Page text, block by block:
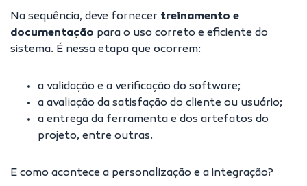
Na sequência, deve fornecer treinamento e
documentação para o uso correto e eficiente do
sistema. É nessa etapa que ocorrem:
a validação e a verificação do software;
a avaliação da satisfação do cliente ou usuário;
a entrega da ferramenta e dos artefatos do
projeto, entre outras.
E como acontece a personalização e a integração?